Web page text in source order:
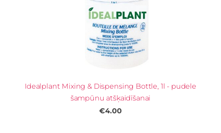
Idealplant Mixing & Dispensing Bottle, 1l - pudele
šampūnu atšķaidīšanai
€4.00